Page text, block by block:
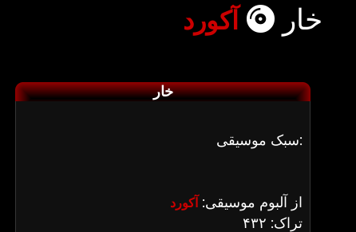
خار آکورد
خار
سبک موسیقی:
از آلبوم موسیقی: آکورد
تراک: ۴۳۲